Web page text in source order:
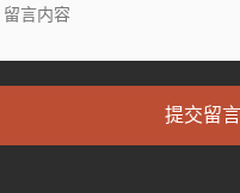
提交留言